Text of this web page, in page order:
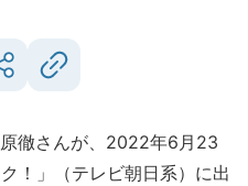
徹さんが、2022年6月23
！」（テレビ朝日系）に出